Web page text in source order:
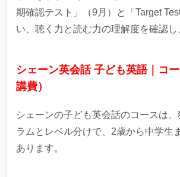
期確認テスト」（9月）と「Target
い、聴く力と読む力の理解度を確認し
シェーン英会話 子ども英語｜コ
講費）
シェーンの子ども英会話のコースは
ラムとレベル分けで、2歳から中学⽣
あります。